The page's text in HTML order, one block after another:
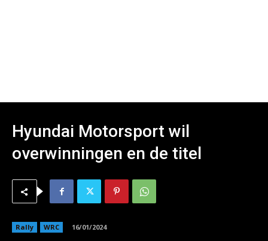
Hyundai Motorsport wil
overwinningen en de titel
Rally WRC 16/01/2024